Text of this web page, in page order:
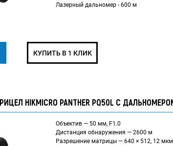
Лазерный дальномер - 600 м
КУПИТЬ В 1 КЛИК
HIKMICRO PANTHER PQ50L С
Объектив — 50 мм, F1.0
Дистанция обнаружения — 2600 м
Разрешение матрицы — 640 × 512, 12 мкм